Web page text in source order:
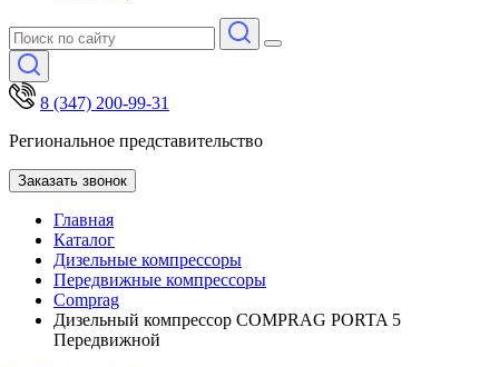
8 (347) 200-99-31
Региональное представительство
Заказать звонок
Главная
Каталог
Дизельные компрессоры
Передвижные компрессоры
Comprag
Дизельный компрессор COMPRAG PORTA 5
Передвижной